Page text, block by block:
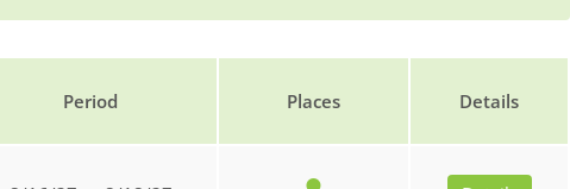
Period Places Details